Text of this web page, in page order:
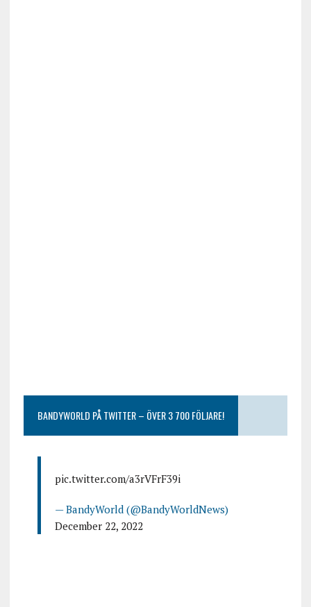
BANDYWORLD PÅ TWITTER – ÖVER 3 700 FÖLJARE!
pic.twitter.com/a3rVFrF39i
— BandyWorld (@BandyWorldNews)
December 22, 2022